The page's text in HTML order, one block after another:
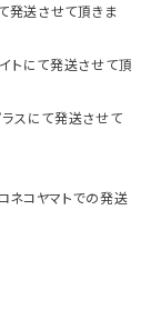
発送させて頂きま
トにて発送させて頂
ラスにて発送させて
ネコヤマトでの発送